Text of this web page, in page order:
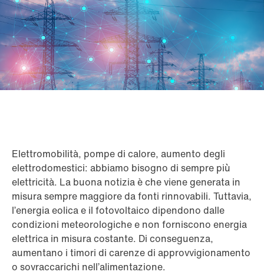
Elettromobilità, pompe di calore, aumento degli
elettrodomestici: abbiamo bisogno di sempre più
elettricità. La buona notizia è che viene generata in
misura sempre maggiore da fonti rinnovabili. Tuttavia,
l’energia eolica e il fotovoltaico dipendono dalle
condizioni meteorologiche e non forniscono energia
elettrica in misura costante. Di conseguenza,
aumentano i timori di carenze di approvvigionamento
o sovraccarichi nell’alimentazione.